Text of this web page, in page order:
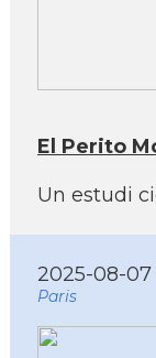
El Perito
Un estudi
2025-08-07
Paris